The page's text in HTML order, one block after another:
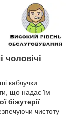
чоловічі
каблучки
що надає їм
біжутерії
чистоту